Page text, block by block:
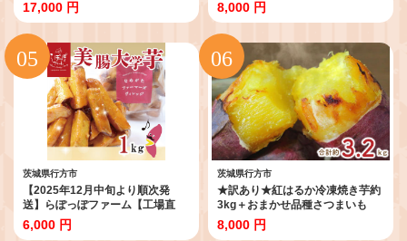
も ほし芋 セット 紅はるか 熟成紅
はるか さつまいも サツマイモ 食
べ比べ 無添加 健康 茨城県 行方市
人気 送料無料(EV-3)
17,000 円
成紅はるか さつまいも サツマイ
モ 無添加 健康 茨城県 行方市 人気
送料無料(EV-2)
8,000 円
茨城県行方市
【2025年12月中旬より順次発
送】らぽっぽファーム【工場直
送】美腸大学いも 1kg｜さつまい
も 大学芋 芋 サツマイモ だいがく
6,000 円
茨城県行方市
★訳あり★紅はるか冷凍焼き芋約
3kg＋おまかせ品種さつまいも
合計約3.2kg｜さつまいも サツマ
イモ さつま芋 焼き芋 やきいも 冷
8,000 円